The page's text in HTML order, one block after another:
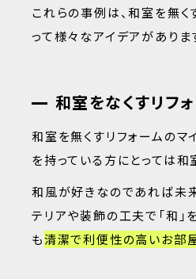
これらの事例は、和室を無
って様々なアイデアがありま
和室をなくすリフ
和室を無くすリフォームの
を持っている方にとっては和
和風が好きなのであれば未
テリアや装飾の工夫で「和
も清潔で利便性の高いお部